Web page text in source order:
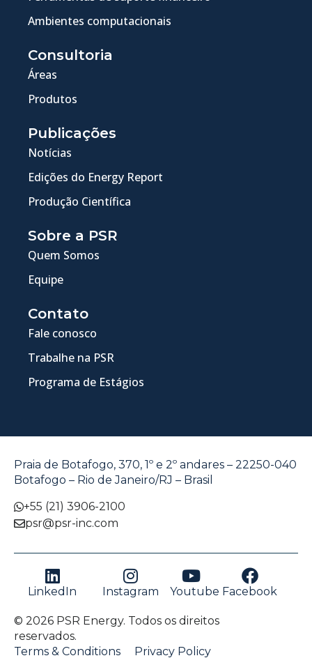
Ambientes computacionais
Consultoria
Áreas
Produtos
Publicações
Notícias
Edições do Energy Report
Produção Científica
Sobre a PSR
Quem Somos
Equipe
Contato
Fale conosco
Trabalhe na PSR
Programa de Estágios
Praia de Botafogo, 370, 1º e 2º andares – 22250-040
Botafogo – Rio de Janeiro/RJ – Brasil
+55 (21) 3906-2100
psr@psr-inc.com
LinkedIn Instagram Youtube Facebook
© 2026 PSR Energy. Todos os direitos
reservados.
Terms & Conditions
Privacy Policy